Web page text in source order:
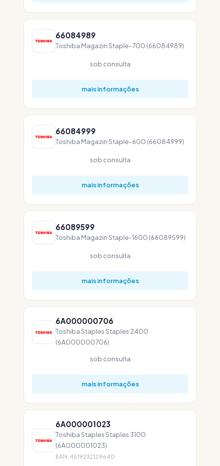
66084989
Toshiba Magazin Staple-700 (66084989)
sob consulta
mais informações
66084999
Toshiba Magazin Staple-600 (66084999)
sob consulta
mais informações
66089599
Toshiba Magazin Staple-1600 (66089599)
sob consulta
mais informações
6A000000706
Toshiba Staples Staples 2400
(6A000000706)
sob consulta
mais informações
6A000001023
Toshiba Staples Staples 3100
(6A000001023)
EAN: 4519232129640